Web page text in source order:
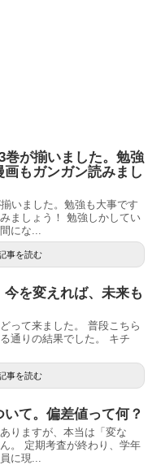
巻が揃いました。勉強
画もガンガン読みまし
いました。勉強も大事です
ましょう！ 勉強しかしてい
にな...
事を読む
を変えれば、未来も
って来ました。 普段こちら
通りの結果でした。 キチ
事を読む
て。偏差値って何？
りますが、本当は「変な
。 定期考査が終わり、学年
に現...